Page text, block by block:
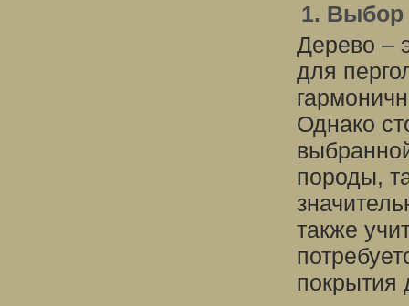
1. Выбор
Дерево –
для
Однако
породы,
также
покрытия